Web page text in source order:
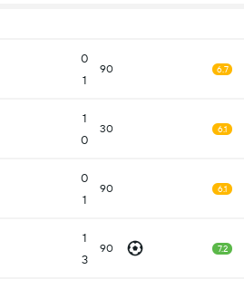
0
1
90 6.7
1
0
30 6.1
0
1
90 6.1
1
3
90 7.2